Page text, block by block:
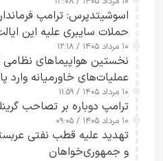
اسوشیتدپرس: ترامپ
حملات سایبری علیه این
ارائه نکرد
۱۰ مرداد ۱۴۰۵ / ۱۲:۱۸
نخستین هواپیماهای نظامی
عملیات‌های خاورمیانه وارد
شدند
۱۰ مرداد ۱۴۰۵ / ۱۱:۵۹
ترامپ دوباره بر تصاحب
۱۰ مرداد ۱۴۰۵ / ۰۹:۰۵
تهدید علیه قطب نفتی
و جمهوری‌خواهان